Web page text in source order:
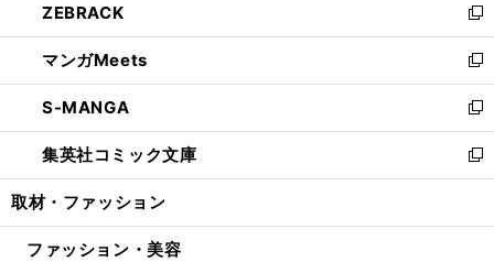
く
で
開
く
ド
ウ
で
開
く
ィ
ン
ド
ウ
で
開
く
い
ウ
ィ
ン
ド
ウ
で
開
ZEBRACK
新
し
い
ウ
ィ
ン
ド
ウ
開
マンガMeets
新
し
い
ウ
ィ
ン
ウ
S-MANGA
新
し
い
ウ
ン
集英社コミック文庫
新
し
ウ
取材・ファッション
ファッション・美容